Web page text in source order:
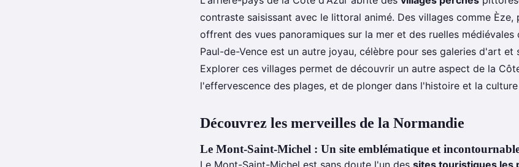
contraste saisissant avec le littoral animé. Des villages comme Èze,
offrent des vues panoramiques sur la mer et des ruelles médiévales
Paul-de-Vence est un autre joyau, célèbre pour ses galeries d'art et
Explorer ces villages permet de découvrir un autre aspect de la
l'effervescence des plages, et de plonger dans l'histoire et la
Découvrez les merveilles de la Normandie
Le Mont-Saint-Michel : Un site emblématique et
Le Mont-Saint-Michel est sans doute l'un des sites touristiques les